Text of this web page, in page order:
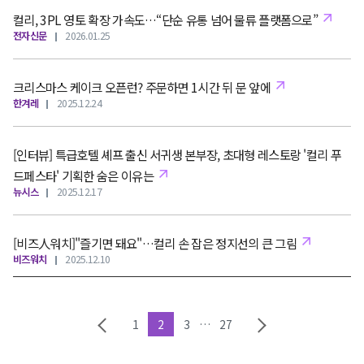
컬리, 3PL 영토 확장 가속도…“단순 유통 넘어 물류 플랫폼으로”
전자신문 2026.01.25
크리스마스 케이크 오픈런? 주문하면 1시간 뒤 문 앞에
한겨레 2025.12.24
[인터뷰] 특급호텔 셰프 출신 서귀생 본부장, 초대형 레스토랑 '컬리 푸
드페스타' 기획한 숨은 이유는
뉴시스 2025.12.17
[비즈人워치]"즐기면 돼요"…컬리 손 잡은 정지선의 큰 그림
비즈워치 2025.12.10
1 2 3 … 27